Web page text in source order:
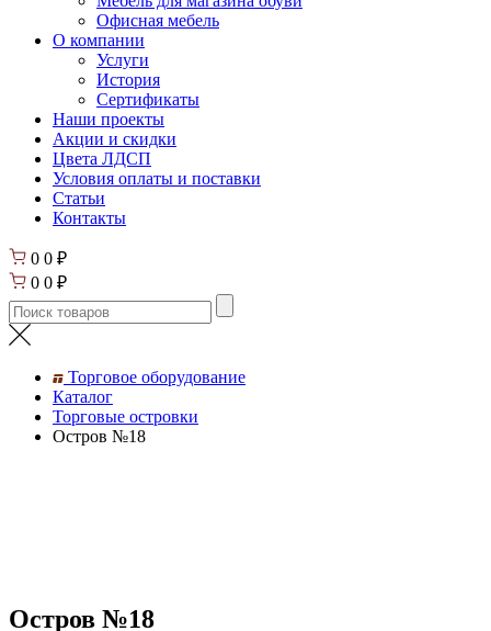
Офисная мебель
О компании
Услуги
История
Сертификаты
Наши проекты
Акции и скидки
Цвета ЛДСП
Условия оплаты и поставки
Статьи
Контакты
0 0 ₽
0 0 ₽
Торговое оборудование
Каталог
Торговые островки
Остров №18
Остров №18